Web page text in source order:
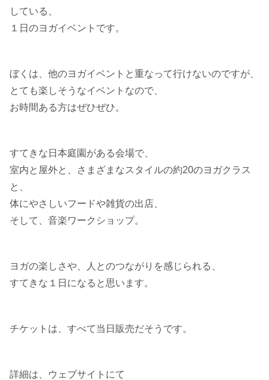
している、
１日のヨガイベントです。
ぼくは、他のヨガイベントと重なって行けないのですが、
とても楽しそうなイベントなので、
お時間ある方はぜひぜひ。
すてきな日本庭園がある会場で、
室内と屋外と、さまざまなスタイルの約20のヨガクラス
と、
体にやさしいフードや雑貨の出店、
そして、音楽ワークショップ。
ヨガの楽しさや、人とのつながりを感じられる、
すてきな１日になると思います。
チケットは、すべて当日販売だそうです。
詳細は、ウェブサイトにて